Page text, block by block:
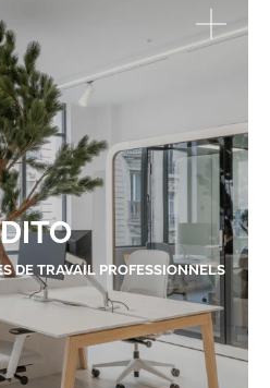
DE TRAVAIL PROFESSIONNELS